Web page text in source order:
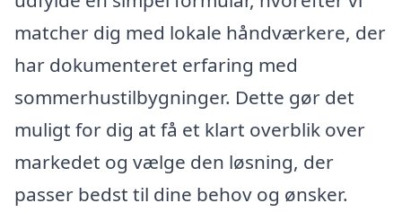
matcher dig med lokale håndværkere, der
har dokumenteret erfaring med
sommerhustilbygninger. Dette gør det
muligt for dig at få et klart overblik over
markedet og vælge den løsning, der
passer bedst til dine behov og ønsker.